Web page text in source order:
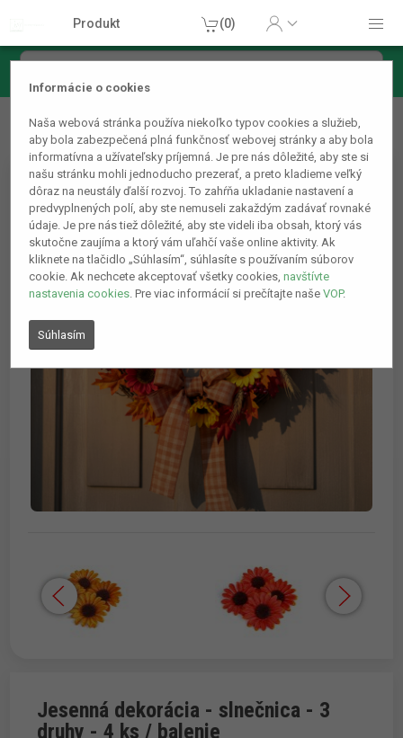
Informácie o cookies
Naša webová stránka používa niekoľko typov cookies a služieb,
aby bola zabezpečená plná funkčnosť webovej stránky a aby bola
informatívna a užívateľsky príjemná. Je pre nás dôležité, aby ste si
našu stránku mohli jednoducho prezerať, a preto kladieme veľký
dôraz na neustály ďalší rozvoj. To zahŕňa ukladanie nastavení a
predvyplnených polí, aby ste nemuseli zakaždým zadávať rovnaké
údaje. Je pre nás tiež dôležité, aby ste videli iba obsah, ktorý vás
skutočne zaujíma a ktorý vám uľahčí vaše online aktivity. Ak
kliknete na tlačidlo „Súhlasím“, súhlasíte s používaním súborov
cookie. Ak nechcete akceptovať všetky cookies,navštívte
nastavenia cookies. Pre viac informácií si prečítajte našeVOP.
Súhlasím
Produkt (0)
dekorácia - slnečnica - 3 druhy - 4 ks / balenie
Jesenná dekorácia - slnečnica - 3
druhy - 4 ks / balenie